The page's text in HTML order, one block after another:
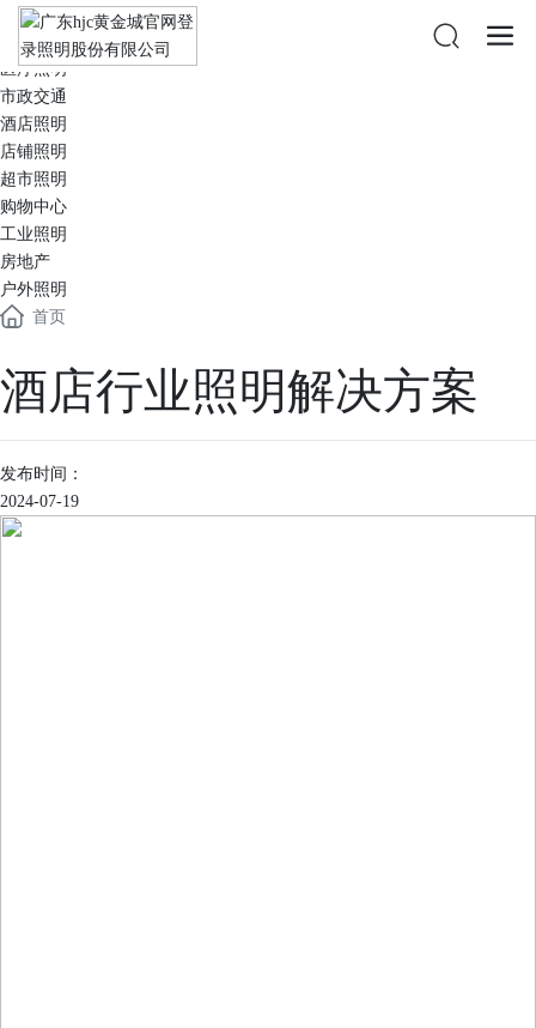
办公照明
教育照明
医疗照明
市政交通
酒店照明
店铺照明
超市照明
购物中心
工业照明
房地产
户外照明
首页
酒店行业照明解决方案
发布时间：
2024-07-19